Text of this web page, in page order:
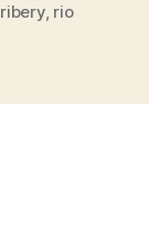
ribery, rio